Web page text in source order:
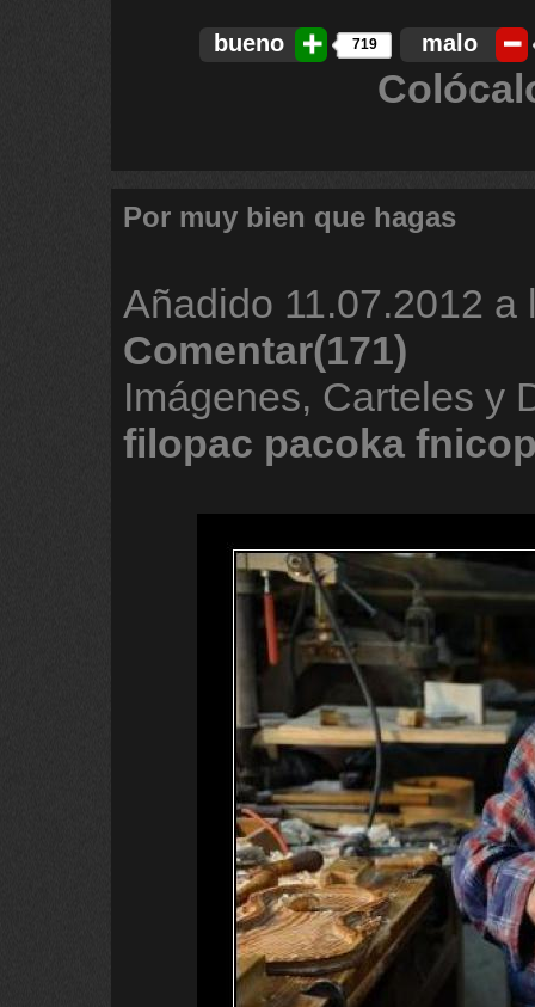
bueno 719 malo
Por muy bien que hagas
Añadido 11.07.2012 a
Comentar(171)
Imágenes, Carteles y
filopac pacoka